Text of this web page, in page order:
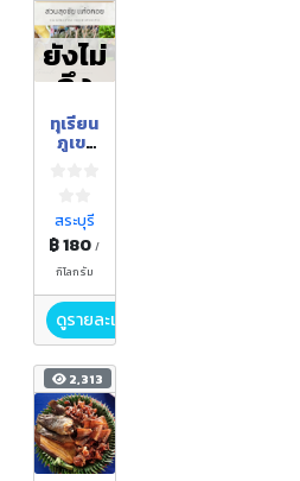
ยังไม่
ถึง
ฤดูกา
ล
ทุเรียน
ภูเขา
สระบุรี
฿ 180/
กิโลกรัม
ดูรายละเอียด
2,313